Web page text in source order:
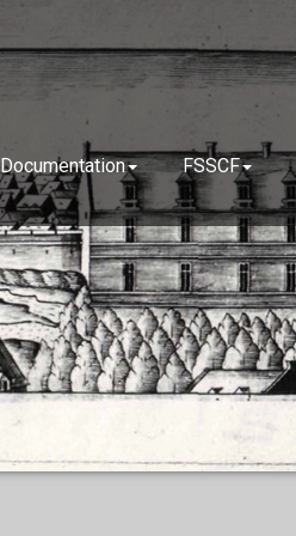
Documentation FSSCF